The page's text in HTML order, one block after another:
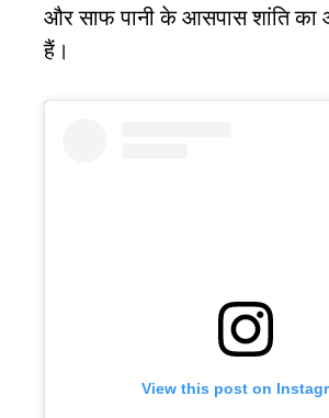
और साफ पानी के आसपास शांति
हैं।
View this post on